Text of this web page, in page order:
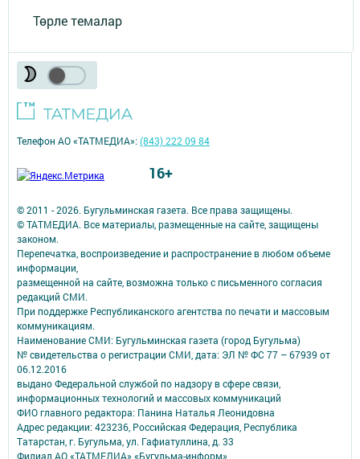
Төрле темалар
© 2011 - 2026. Бугульминская газета. Все права защищены.
© ТАТМЕДИА. Все материалы, размещенные на сайте, защищены
законом.
Перепечатка, воспроизведение и распространение в любом объеме
информации,
размещенной на сайте, возможна только с письменного согласия
редакций СМИ.
При поддержке Республиканского агентства по печати и массовым
коммуникациям.
Наименование СМИ: Бугульминская газета (город Бугульма)
№ свидетельства о регистрации СМИ, дата: ЭЛ № ФС 77 – 67939 от
06.12.2016
выдано Федеральной службой по надзору в сфере связи,
информационных технологий и массовых коммуникаций
ФИО главного редактора: Панина Наталья Леонидовна
Адрес редакции: 423236, Российская Федерация, Республика
Татарстан, г. Бугульма, ул. Гафиатуллина, д. 33
Филиал АО «ТАТМЕДИА» «Бугульма-информ»
Телефон АО «ТАТМЕДИА»:(843) 222 09 84
16+